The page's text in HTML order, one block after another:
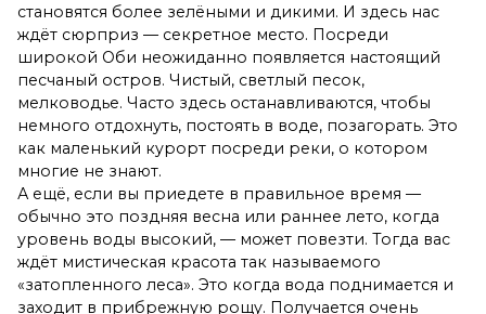
становятся более зелёными и дикими. И здесь нас
ждёт сюрприз — секретное место. Посреди
широкой Оби неожиданно появляется настоящий
песчаный остров. Чистый, светлый песок,
мелководье. Часто здесь останавливаются, чтобы
немного отдохнуть, постоять в воде, позагорать. Это
как маленький курорт посреди реки, о котором
многие не знают.
А ещё, если вы приедете в правильное время —
обычно это поздняя весна или раннее лето, когда
уровень воды высокий, — может повезти. Тогда вас
ждёт мистическая красота так называемого
«затопленного леса». Это когда вода поднимается и
заходит в прибрежную рощу. Получается очень